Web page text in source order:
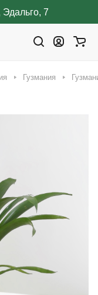
7
Гузмания